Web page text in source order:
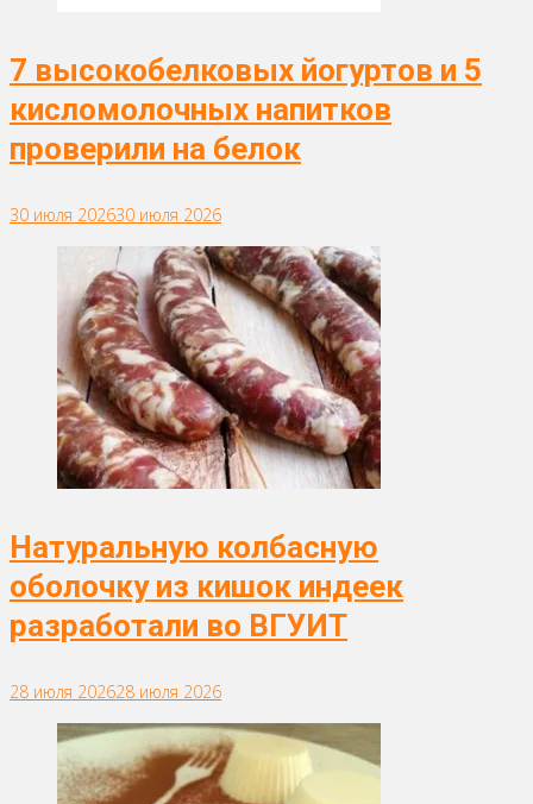
7 высокобелковых йогуртов и 5
кисломолочных напитков
проверили на белок
30 июля 202630 июля 2026
Натуральную колбасную
оболочку из кишок индеек
разработали во ВГУИТ
28 июля 202628 июля 2026